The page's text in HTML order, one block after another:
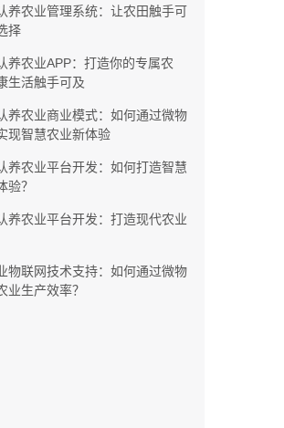
养农业管理系统：让农田触手可
择
养农业APP：打造你的专属农
生活触手可及
养农业商业模式：如何通过微物
现智慧农业新体验
养农业平台开发：如何打造智慧
验？
养农业平台开发：打造现代农业
物联网技术支持：如何通过微物
业生产效率？